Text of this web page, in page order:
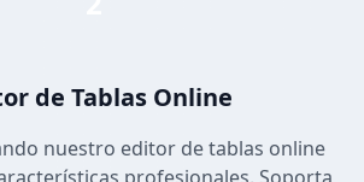
de Tablas Online
nuestro editor de tablas online